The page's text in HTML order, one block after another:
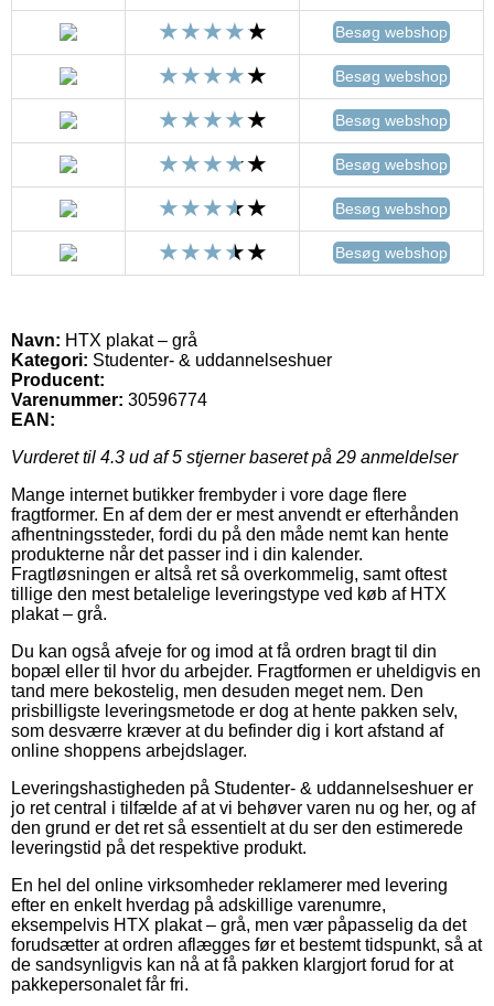
Besøg webshop
Besøg webshop
Besøg webshop
Besøg webshop
Besøg webshop
Besøg webshop
Navn: HTX plakat – grå
Kategori: Studenter- & uddannelseshuer
Producent:
Varenummer: 30596774
EAN:
Vurderet til 4.3 ud af 5 stjerner baseret på 29 anmeldelser
Mange internet butikker frembyder i vore dage flere
fragtformer. En af dem der er mest anvendt er efterhånden
afhentningssteder, fordi du på den måde nemt kan hente
produkterne når det passer ind i din kalender.
Fragtløsningen er altså ret så overkommelig, samt oftest
tillige den mest betalelige leveringstype ved køb af HTX
plakat – grå.
Du kan også afveje for og imod at få ordren bragt til din
bopæl eller til hvor du arbejder. Fragtformen er uheldigvis en
tand mere bekostelig, men desuden meget nem. Den
prisbilligste leveringsmetode er dog at hente pakken selv,
som desværre kræver at du befinder dig i kort afstand af
online shoppens arbejdslager.
Leveringshastigheden på Studenter- & uddannelseshuer er
jo ret central i tilfælde af at vi behøver varen nu og her, og af
den grund er det ret så essentielt at du ser den estimerede
leveringstid på det respektive produkt.
En hel del online virksomheder reklamerer med levering
efter en enkelt hverdag på adskillige varenumre,
eksempelvis HTX plakat – grå, men vær påpasselig da det
forudsætter at ordren aflægges før et bestemt tidspunkt, så at
de sandsynligvis kan nå at få pakken klargjort forud for at
pakkepersonalet får fri.